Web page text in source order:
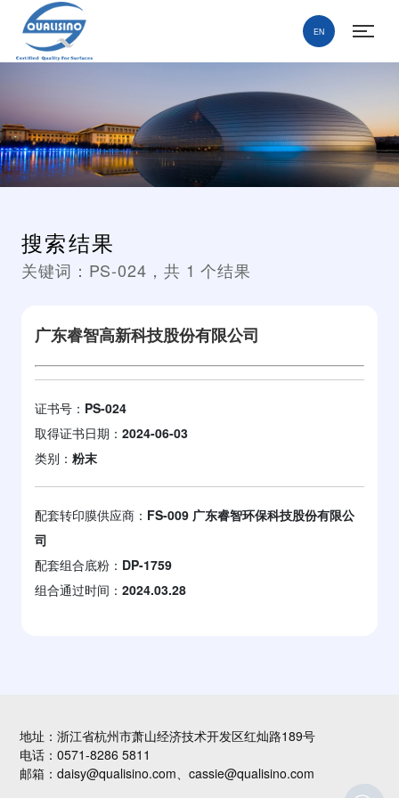
EN
搜索结果
关键词： PS-024 ，共 1 个结果
广东睿智高新科技股份有限公司
证书号： PS-024
取得证书日期： 2024-06-03
类别： 粉末
配套转印膜供应商： FS-009 广东睿智环保科技股份有限公
司
配套组合底粉： DP-1759
组合通过时间： 2024.03.28
地址：浙江省杭州市萧山经济技术开发区红灿路189号
电话：0571-8286 5811
邮箱：daisy@qualisino.com、cassie@qualisino.com